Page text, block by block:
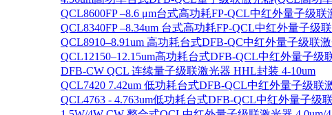
QCL8600FP –8.6 μm台式高功耗FP-QCL中红外量子级联
QCL8340FP –8.34um 台式高功耗FP-QCL中红外量子级
QCL8910–8.91um 高功耗台式DFB-QC中红外量子级联
QCL12150–12.15um高功耗台式DFB-QCL中红外量子级
DFB-CW QCL 连续量子级联激光器 HHL封装 4-10um
QCL7420 7.42um 低功耗台式DFB-QCL中红外量子级联
QCL4763 - 4.763um低功耗台式DFB-QCL中红外量子级